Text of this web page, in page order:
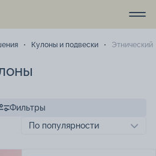
Кулоны и подвески Этнический
Фильтры